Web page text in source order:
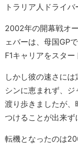
トラリア人ドライバ
2002年の開幕戦オ
ェバーは、母国GP
F1キャリアをスター
しかし彼の速さに
シンに恵まれず、
渡り歩きましたが
つけることが出来ず
転機となったのは